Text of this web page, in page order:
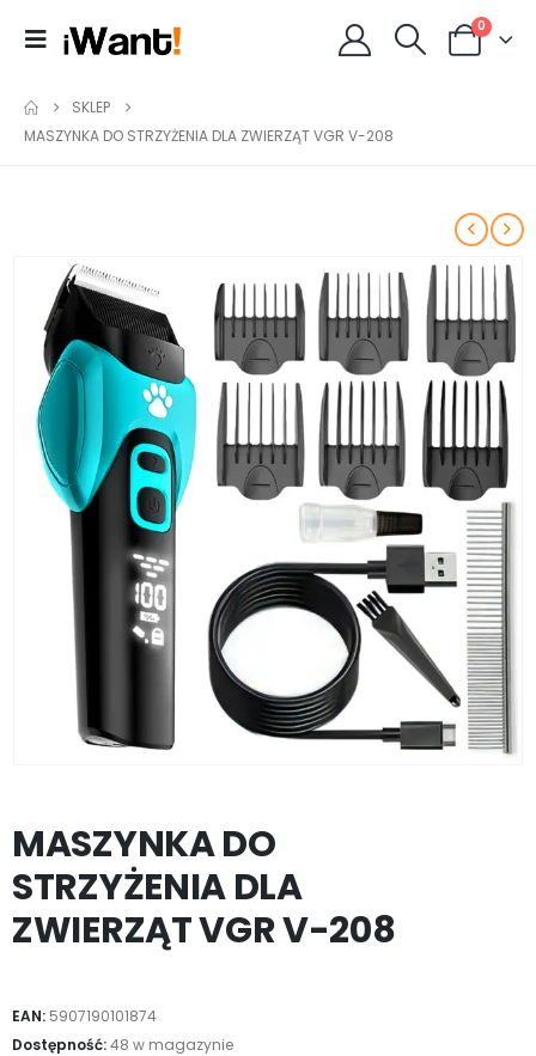
0
SKLEP
MASZYNKA DO STRZYŻENIA DLA ZWIERZĄT VGR V-208
MASZYNKA DO
STRZYŻENIA DLA
ZWIERZĄT VGR V-208
EAN: 5907190101874
Dostępność:48 w magazynie